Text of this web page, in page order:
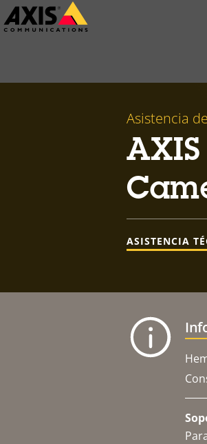
Saltar
al
Asistencia
ASISTENCIA